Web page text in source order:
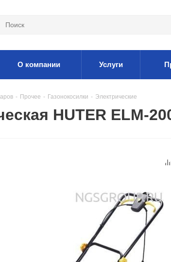
О компании Услуги
- Прочее - Газонокосилки - Электрические
HUTER ELM-